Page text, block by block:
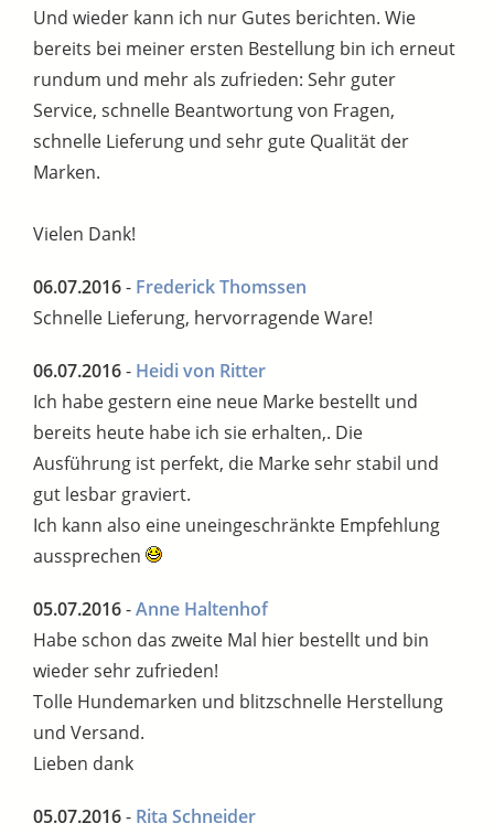
Und wieder kann ich nur Gutes berichten. Wie
bereits bei meiner ersten Bestellung bin ich erneut
rundum und mehr als zufrieden: Sehr guter
Service, schnelle Beantwortung von Fragen,
schnelle Lieferung und sehr gute Qualität der
Marken.
Vielen Dank!
06.07.2016- Frederick Thomssen
Schnelle Lieferung, hervorragende Ware!
06.07.2016- Heidi von Ritter
Ich habe gestern eine neue Marke bestellt und
bereits heute habe ich sie erhalten,. Die
Ausführung ist perfekt, die Marke sehr stabil und
gut lesbar graviert.
Ich kann also eine uneingeschränkte Empfehlung
aussprechen
05.07.2016-Anne Haltenhof
Habe schon das zweite Mal hier bestellt und bin
wieder sehr zufrieden!
Tolle Hundemarken und blitzschnelle Herstellung
und Versand.
Lieben dank
05.07.2016- Rita Schneider